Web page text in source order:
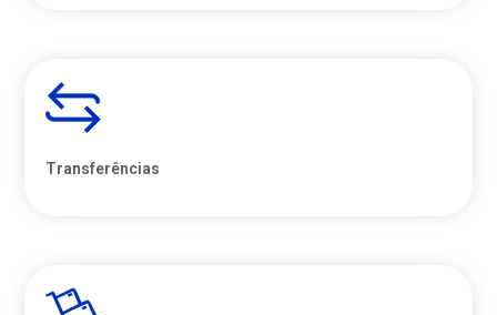
Transferências